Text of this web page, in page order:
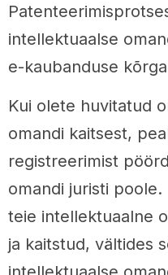
intellektuaalse
e-kaubanduse
Kui olete huvitatud
omandi kaitsest,
registreerimist
omandi juristi
teie intellektuaalne
ja kaitstud, vältides